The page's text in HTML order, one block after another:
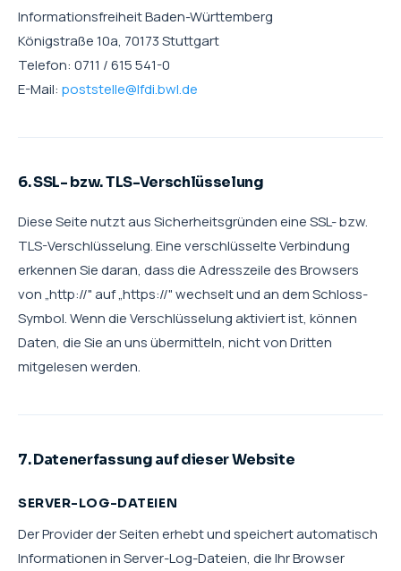
Informationsfreiheit Baden-Württemberg
Königstraße 10a, 70173 Stuttgart
Telefon: 0711 / 615 541-0
E-Mail: poststelle@lfdi.bwl.de
6. SSL- bzw. TLS-Verschlüsselung
Diese Seite nutzt aus Sicherheitsgründen eine SSL- bzw.
TLS-Verschlüsselung. Eine verschlüsselte Verbindung
erkennen Sie daran, dass die Adresszeile des Browsers
von „http://" auf „https://" wechselt und an dem Schloss-
Symbol. Wenn die Verschlüsselung aktiviert ist, können
Daten, die Sie an uns übermitteln, nicht von Dritten
mitgelesen werden.
7. Datenerfassung auf dieser Website
SERVER-LOG-DATEIEN
Der Provider der Seiten erhebt und speichert automatisch
Informationen in Server-Log-Dateien, die Ihr Browser